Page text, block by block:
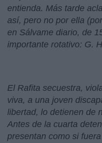
entienda. Más tarde
así, pero no por ella
en Sálvame diario, de
importante rotativo: G.
El Rafita secuestra,
viva, a una joven
libertad, lo detienen de
Antes de la cuarta
presentan como si